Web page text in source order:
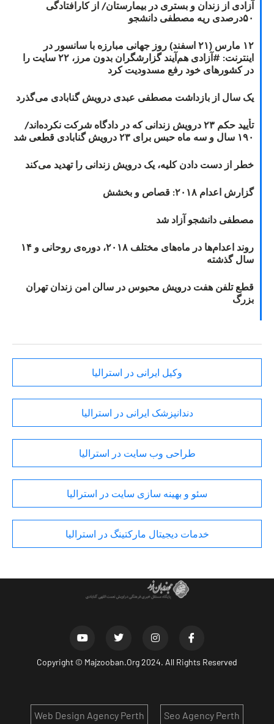
آزادی از زندان و بستری در بیمارستان/ از کارافتادگی
۵۰درصدی ریه مصطفی دانشجو
۱۲ مارس (۲۱ اسفند) روز جهانی مبارزه با سانسور در
اینترنت: #آزادی هم‌آیند گزارشگران‌ بدون مرز، ۲۲ سایت را
در کشورهای خود رفع مسدودیت کرد
یک سال از بازداشت مصطفی عبدی درویش گنابادی می‌گذرد
تأیید حکم ۲۳ درویش زندانی که در دادگاه شرکت نکرده‌اند/
۱۹۰ سال و سه ماه حبس برای ۲۳ درویش گنابادی قطعی شد
خطر از دست دادن کلیه، یک درویش زندانی را تهدید می‌کند
گزارش اعدام ۲۰۱۸: قصاص و بخشش
مصطفی دانشجو آزاد شد
روند اعدام‌ها در ماه‌های مختلف ۲۰۱۸، دوره‌ی روحانی و ۱۴
سال گذشته
قطع تلفن هفت درویش محبوس در سالن امن زندان تهران
بزرگ
وکیل ایرانی در استرالیا
دندانپزشک ایرانی در استرالیا
طراحی وب سایت در استرالیا
سئو و بهینه سازی سایت در استرالیا
خدمات دیجیتال مارکتینگ در استرالیا
Copyright © Majzooban.Org2024. All Rights Reserved
Seo Agency Perth
Web Design Agency Perth